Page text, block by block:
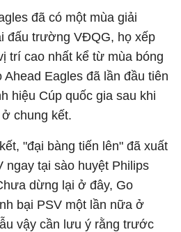
đã có một mùa giải
đấu trường VĐQG, họ xếp
trí cao nhất kể từ mùa bóng
Eagles đã lần đầu tiên
hiệu Cúp quốc gia sau khi
chung kết.
"đại bàng tiến lên" đã xuất
ngay tại sào huyệt Philips
dừng lại ở đây, Go
bại PSV một lần nữa ở
vậy cần lưu ý rằng trước